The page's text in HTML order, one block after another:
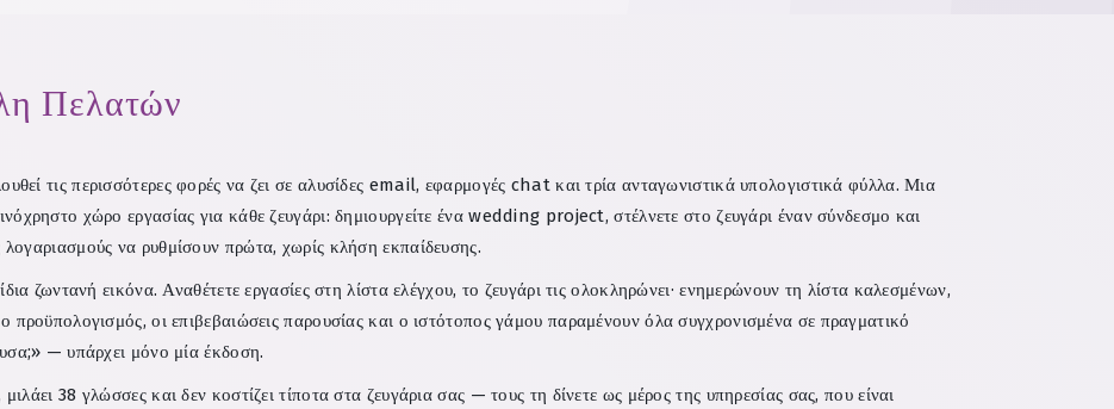
Πελατών
τις περισσότερες φορές να ζει σε αλυσίδες email, εφαρμογές chat και τρία ανταγωνιστικά υπολογιστικά φύλλα. Μια
χώρο εργασίας για κάθε ζευγάρι: δημιουργείτε ένα wedding project, στέλνετε στο ζευγάρι έναν σύνδεσμο και
να ρυθμίσουν πρώτα, χωρίς κλήση εκπαίδευσης.
ζωντανή εικόνα. Αναθέτετε εργασίες στη λίστα ελέγχου, το ζευγάρι τις ολοκληρώνει· ενημερώνουν τη λίστα καλεσμένων,
προϋπολογισμός, οι επιβεβαιώσεις παρουσίας και ο ιστότοπος γάμου παραμένουν όλα συγχρονισμένα σε πραγματικό
— υπάρχει μόνο μία έκδοση.
38 γλώσσες και δεν κοστίζει τίποτα στα ζευγάρια σας — τους τη δίνετε ως μέρος της υπηρεσίας σας, που είναι